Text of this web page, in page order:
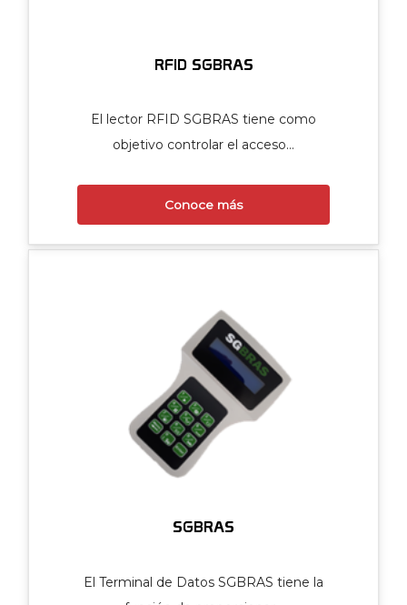
RFID SGBRAS
El lector RFID SGBRAS tiene como
objetivo controlar el acceso…
Conoce más
SGBRAS
El Terminal de Datos SGBRAS tiene la